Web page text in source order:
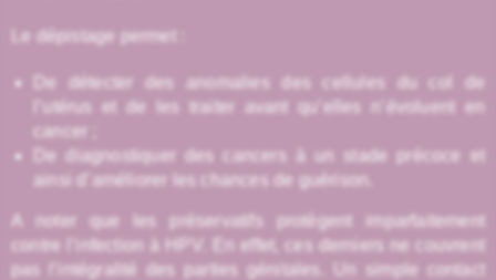
Le dépistage permet :
De détecter des anomalies des cellules du col de
l’utérus et de les traiter avant qu’elles n’évoluent en
cancer ;
De diagnostiquer des cancers à un stade précoce et
ainsi d’améliorer les chances de guérison.
A noter que les préservatifs protègent imparfaitement
contre l’infection à HPV. En effet, ces derniers ne couvrent
pas l’intégralité des parties génitales. Un simple contact